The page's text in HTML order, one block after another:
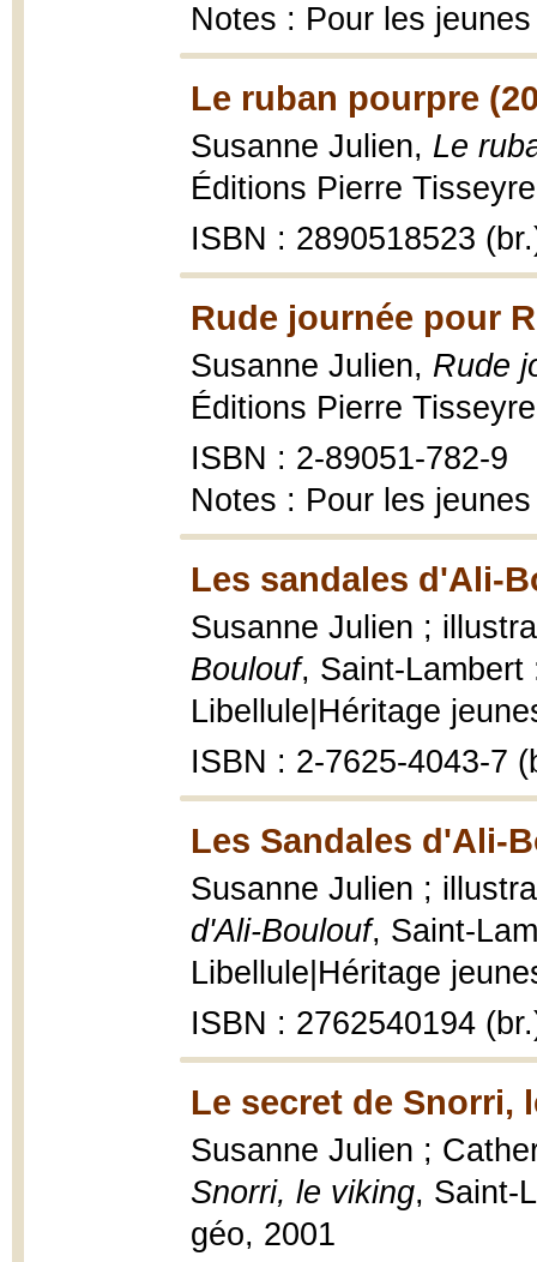
Notes : Pour les
Le ruban pourpre
Susanne Julien, Le
Éditions Pierre
ISBN : 2890518523
Rude journée pour
Susanne Julien, Rude
Éditions Pierre
ISBN : 2-89051-782-9
Notes : Pour les
Les sandales d'Ali-
Susanne Julien ;
Boulouf, Saint-Lambert
Libellule|Héritage
ISBN : 2-7625-4043-7
Les Sandales d'Ali-
Susanne Julien ;
d'Ali-Boulouf, Saint-
Libellule|Héritage
ISBN : 2762540194
Le secret de Snorri,
Susanne Julien ;
Snorri, le viking, Saint-
géo, 2001